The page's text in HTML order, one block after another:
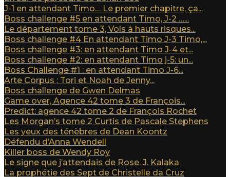
J-1 en attendant Timo… Le premier chapitre, ça...
Boss challenge #5 en attendant Timo, J-2 …...
Le département tome 3, Vols à hauts risques...
Boss challenge #4 En attendant Timo J-3 Timo,...
Boss challenge #3: en attendant Timo J-4 et...
Boss challenge #2: en attendant Timo j-5: un...
Boss Challenge #1 : en attendant Timo J-6...
Arte Corpus : Tori et Noah de Jenny...
Boss challenge de Gwen Delmas
Game over, Agence 42 tome 3 de François...
Predict: agence 42 tome 2 de François Rochet
Les Morgan’s tome 2 Curtis de Pascale Stephens
Les yeux des ténèbres de Dean Koontz
Défendu d’Anna Wendell
Killer boss de Wendy Roy
Le signe que j’attendais de Rose. J. Kalaka
La prophétie des Sept de Christelle da Cruz